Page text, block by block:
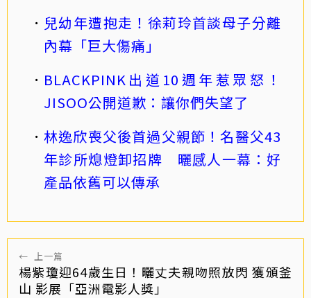
兒幼年遭抱走！徐莉玲首談母子分離
內幕「巨大傷痛」
BLACKPINK出道10週年惹眾怒！
JISOO公開道歉：讓你們失望了
林逸欣喪父後首過父親節！名醫父43
年診所熄燈卸招牌 曬感人一幕：好
產品依舊可以傳承
← 上一篇
楊紫瓊迎64歲生日！曬丈夫親吻照放閃 獲頒釜
山 影展「亞洲電影人獎」